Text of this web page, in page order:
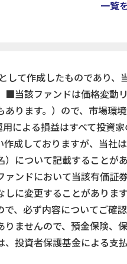
一覧
して作成したものであり、
■当該ファンドは価格変動リ
ります。）ので、市場環
による損益はすべて投資家
成しておりますが、当社
について記載することがあ
ァンドにおいて当該有価証
に変更することがあります
、必ず内容についてご確
ませんので、預金保険、
投資者保護基金による支払